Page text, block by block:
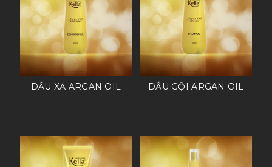
DẦU XẢ ARGAN OIL DẦU GỘI ARGAN OIL